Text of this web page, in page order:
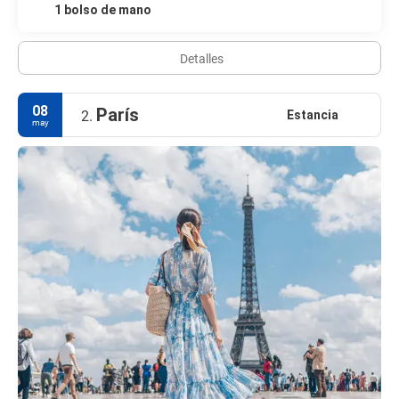
1 bolso de mano
Detalles
08
may 2. París Estancia